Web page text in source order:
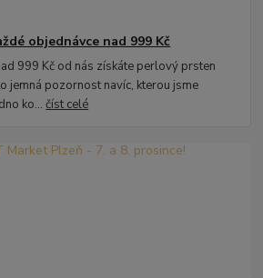
objednávce nad 999 Kč
999 Kč od nás získáte perlový prsten
jemná pozornost navíc, kterou jsme
ko...číst celé